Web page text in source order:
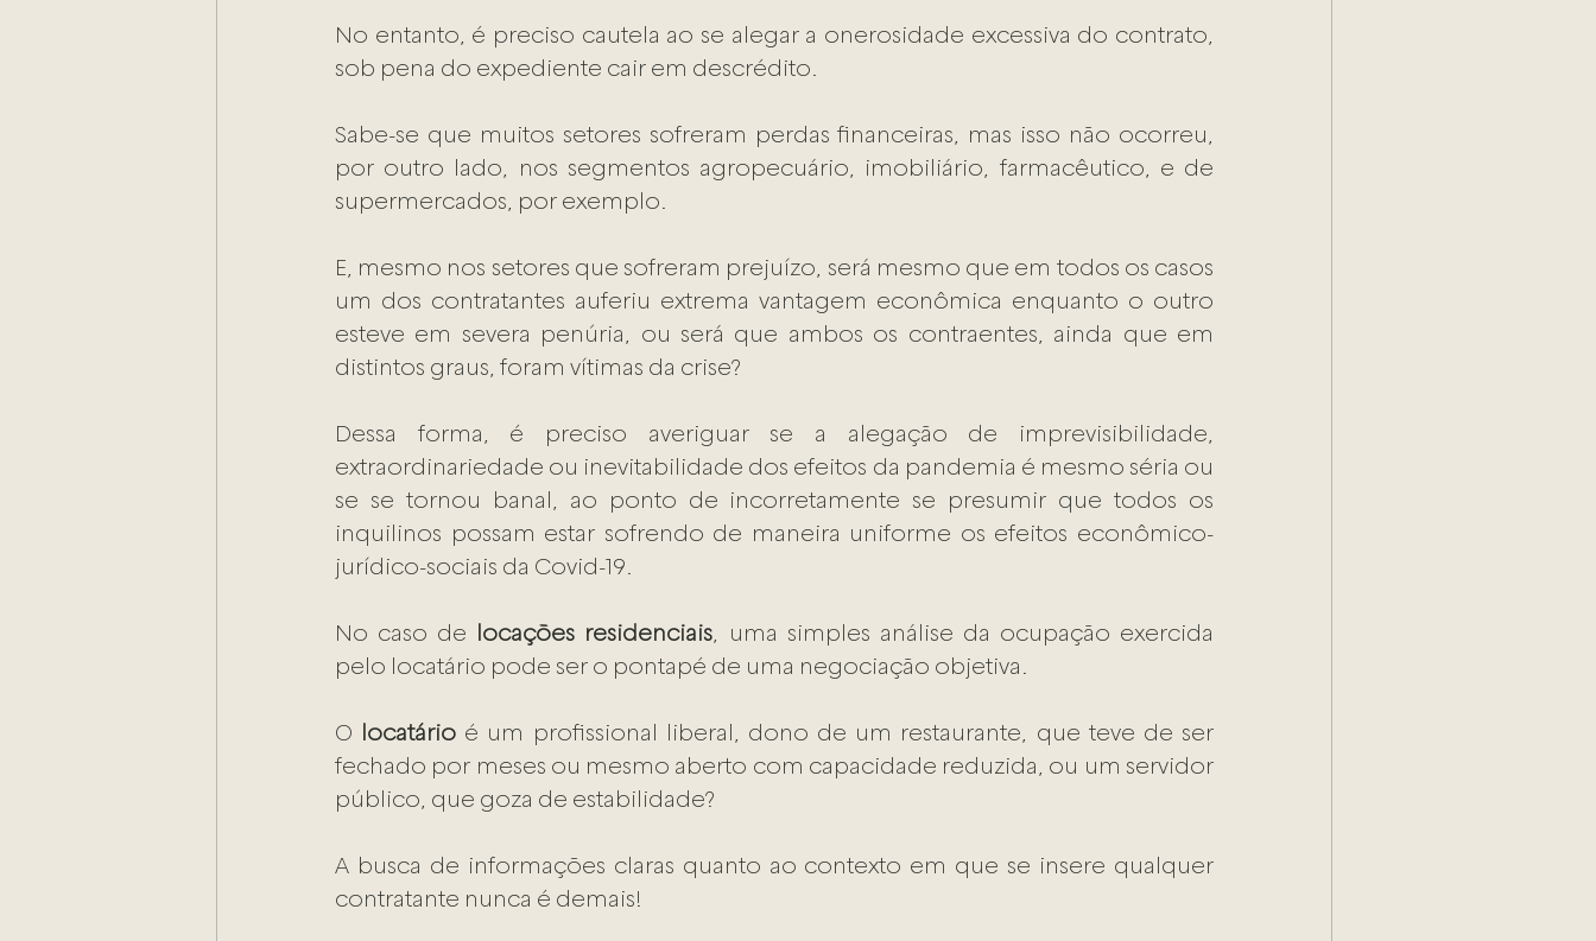
No entanto, é preciso cautela ao se alegar a onerosidade excessiva do contrato,
sob pena do expediente cair em descrédito.
Sabe-se que muitos setores sofreram perdas financeiras, mas isso não ocorreu,
por outro lado, nos segmentos agropecuário, imobiliário, farmacêutico, e de
supermercados, por exemplo.
E, mesmo nos setores que sofreram prejuízo, será mesmo que em todos os casos
um dos contratantes auferiu extrema vantagem econômica enquanto o outro
esteve em severa penúria, ou será que ambos os contraentes, ainda que em
distintos graus, foram vítimas da crise?
Dessa forma, é preciso averiguar se a alegação de imprevisibilidade,
extraordinariedade ou inevitabilidade dos efeitos da pandemia é mesmo séria ou
se se tornou banal, ao ponto de incorretamente se presumir que todos os
inquilinos possam estar sofrendo de maneira uniforme os efeitos econômico-
jurídico-sociais da Covid-19.
No caso de locações residenciais , uma simples análise da ocupação exercida
pelo locatário pode ser o pontapé de uma negociação objetiva.
O locatário é um profissional liberal, dono de um restaurante, que teve de ser
fechado por meses ou mesmo aberto com capacidade reduzida, ou um servidor
público, que goza de estabilidade?
A busca de informações claras quanto ao contexto em que se insere qualquer
contratante nunca é demais!